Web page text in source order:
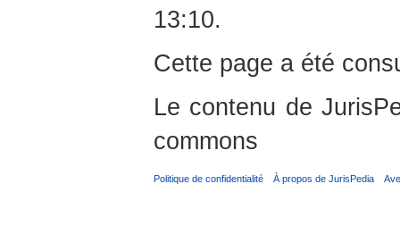
13:10.
Cette page a été
Le contenu de
commons
Politique de confidentialité À propos de JurisPedia